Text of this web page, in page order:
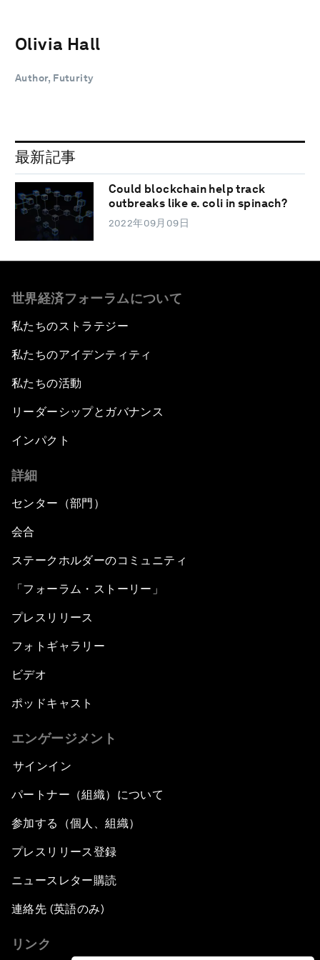
Olivia Hall
Author, Futurity
最新記事
Could blockchain help track
outbreaks like e. coli in spinach?
2022年09月09日
世界経済フォーラムについて
私たちのストラテジー
私たちのアイデンティティ
私たちの活動
リーダーシップとガバナンス
インパクト
詳細
センター（部門）
会合
ステークホルダーのコミュニティ
「フォーラム・ストーリー」
プレスリリース
フォトギャラリー
ビデオ
ポッドキャスト
エンゲージメント
サインイン
パートナー（組織）について
参加する（個人、組織）
プレスリリース登録
ニュースレター購読
連絡先 (英語のみ)
リンク